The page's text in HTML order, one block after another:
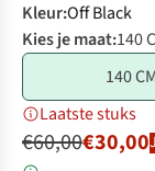
Kleur:Off Black
Kies je maat:140
140
Laatste stuks
€60,00€30,00